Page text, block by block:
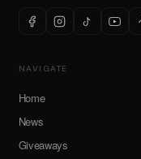
NAVIGATE
Home
News
Giveaways